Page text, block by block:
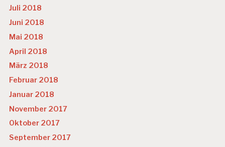
Juli 2018
Juni 2018
Mai 2018
April 2018
März 2018
Februar 2018
Januar 2018
November 2017
Oktober 2017
September 2017